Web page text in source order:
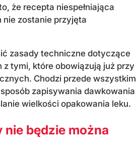
że recepta niespełniająca
zostanie przyjęta
zasady techniczne dotyczące
tymi, które obowiązują już przy
Chodzi przede wszystkim
zapisywania dawkowania
wielkości opakowania leku.
nie będzie można